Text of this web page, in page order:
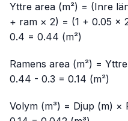
Yttre area (m²) = (Inre
+ ram × 2) = (1 + 0.05 ×
0.4 = 0.44 (m²)
Ramens area (m²) =
0.44 - 0.3 = 0.14 (m²)
Volym (m³) = Djup (m) ×